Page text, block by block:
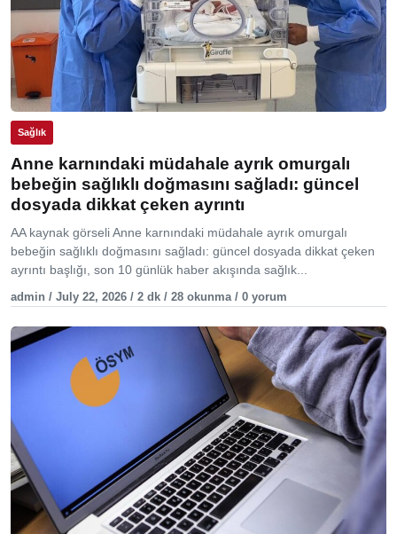
Sağlık
Anne karnındaki müdahale ayrık omurgalı
bebeğin sağlıklı doğmasını sağladı: güncel
dosyada dikkat çeken ayrıntı
AA kaynak görseli Anne karnındaki müdahale ayrık omurgalı
bebeğin sağlıklı doğmasını sağladı: güncel dosyada dikkat çeken
ayrıntı başlığı, son 10 günlük haber akışında sağlık...
admin / July 22, 2026 / 2 dk / 28 okunma / 0 yorum